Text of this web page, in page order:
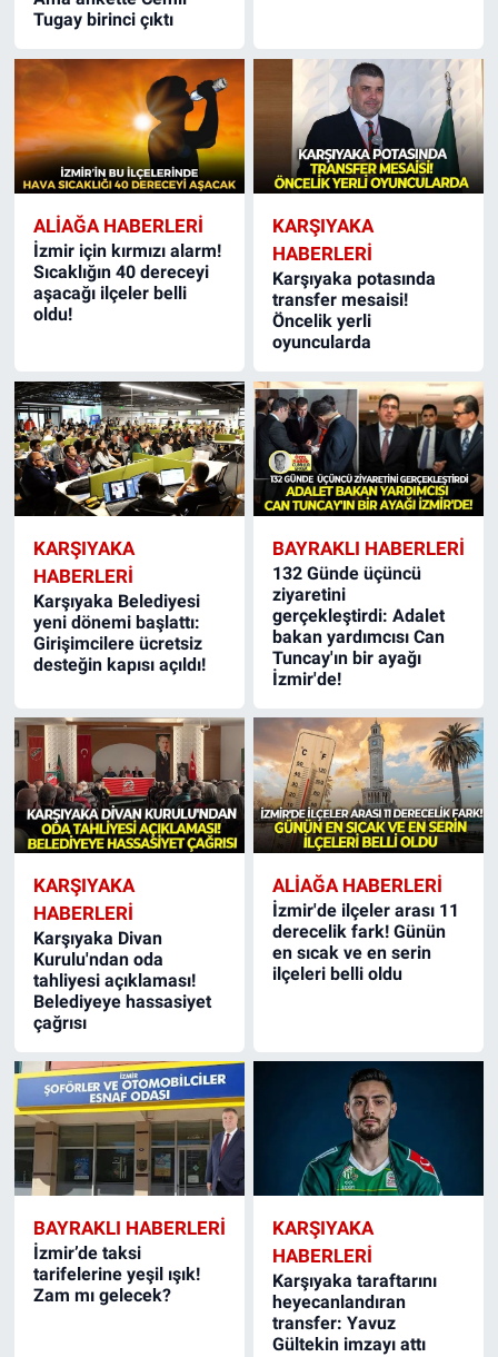
Tugay birinci çıktı
ALIAĞA HABERLERI
İzmir için kırmızı alarm!
Sıcaklığın 40 dereceyi
aşacağı ilçeler belli
oldu!
KARŞIYAKA
HABERLERI
Karşıyaka potasında
transfer mesaisi!
Öncelik yerli
oyuncularda
KARŞIYAKA
HABERLERI
Karşıyaka Belediyesi
yeni dönemi başlattı:
Girişimcilere ücretsiz
desteğin kapısı açıldı!
BAYRAKLI HABERLERI
132 Günde üçüncü
ziyaretini
gerçekleştirdi: Adalet
bakan yardımcısı Can
Tuncay'ın bir ayağı
İzmir'de!
KARŞIYAKA
HABERLERI
Karşıyaka Divan
Kurulu'ndan oda
tahliyesi açıklaması!
Belediyeye hassasiyet
çağrısı
ALIAĞA HABERLERI
İzmir'de ilçeler arası 11
derecelik fark! Günün
en sıcak ve en serin
ilçeleri belli oldu
BAYRAKLI HABERLERI
İzmir’de taksi
tarifelerine yeşil ışık!
Zam mı gelecek?
KARŞIYAKA
HABERLERI
Karşıyaka taraftarını
heyecanlandıran
transfer: Yavuz
Gültekin imzayı attı